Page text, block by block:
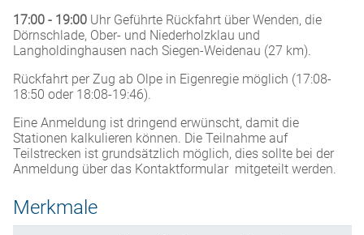
17:00 - 19:00 Uhr Geführte Rückfahrt über Wenden, die
Dörnschlade, Ober- und Niederholzklau und
Langholdinghausen nach Siegen-Weidenau (27 km).
Rückfahrt per Zug ab Olpe in Eigenregie möglich (17:08-
18:50 oder 18:08-19:46).
Eine Anmeldung ist dringend erwünscht, damit die
Stationen kalkulieren können. Die Teilnahme auf
Teilstrecken ist grundsätzlich möglich, dies sollte bei der
Anmeldung über das Kontaktformular mitgeteilt werden.
Merkmale